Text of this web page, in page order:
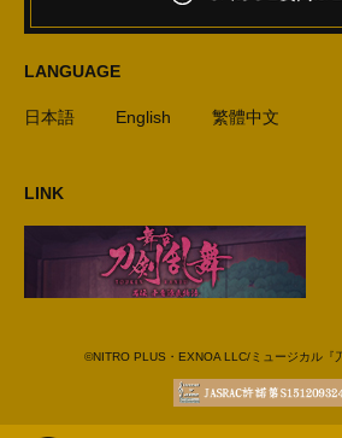
LANGUAGE
日本語 English 繁體中文
LINK
©NITRO PLUS・EXNOA LLC/ミュージカル『